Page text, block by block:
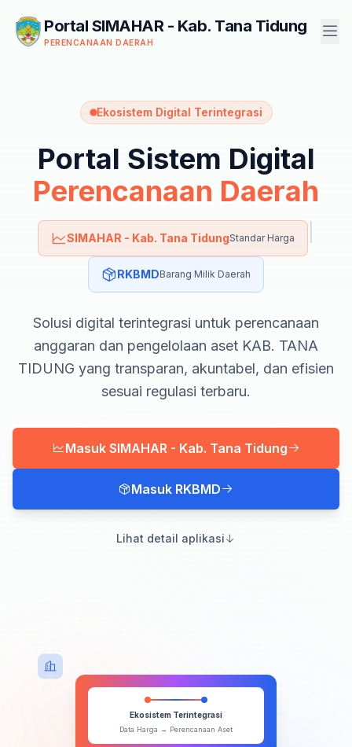
Portal SIMAHAR - Kab. Tana Tidung
PERENCANAAN DAERAH
Ekosistem Digital Terintegrasi
Portal Sistem Digital
Perencanaan Daerah
SIMAHAR - Kab. Tana TidungStandar Harga
RKBMDBarang Milik Daerah
Solusi digital terintegrasi untuk perencanaan
anggaran dan pengelolaan aset KAB. TANA
TIDUNG yang transparan, akuntabel, dan efisien
sesuai regulasi terbaru.
Masuk SIMAHAR - Kab. Tana Tidung
Masuk RKBMD
Lihat detail aplikasi
Ekosistem Terintegrasi
Data Harga → Perencanaan Aset